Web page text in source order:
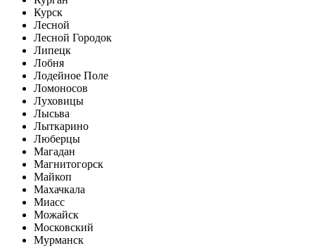
Курск
Лесной
Лесной Городок
Липецк
Лобня
Лодейное Поле
Ломоносов
Луховицы
Лысьва
Лыткарино
Люберцы
Магадан
Магнитогорск
Майкоп
Махачкала
Миасс
Можайск
Московский
Мурманск